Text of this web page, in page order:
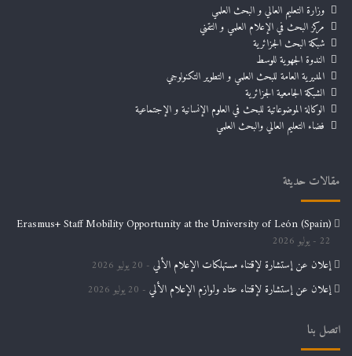
وزارة التعليم العالي و البحث العلمي
مركز البحث في الإعلام العلمي و التقني
شبكة البحث الجزائرية
الندوة الجهوية للوسط
المديرية العامة للبحث العلمي و التطوير التكنولوجي
الشبكة الجامعية الجزائرية
الوكالة الموضوعاتية للبحث في العلوم الإنسانية و الإجتماعية
فضاء التعليم العالي والبحث العلمي
مقالات حديثة
Erasmus+ Staff Mobility Opportunity at the University of León (Spain)
22 يوليو 2026
إعلان عن إستشارة لإقتناء مستهلكات الإعلام الألي 20 يوليو 2026
إعلان عن إستشارة لإقتناء عتاد ولوازم الإعلام الألي 20 يوليو 2026
اتصل بنا